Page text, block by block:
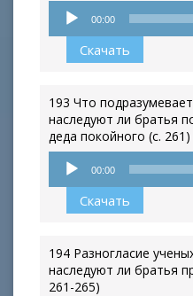
Аудиоплеер
00:00
Скачать
193 Что
наследуют ли братья
деда покойного (с. 261)
Аудиоплеер
00:00
Скачать
194 Разногласие
наследуют ли братья
261-265)